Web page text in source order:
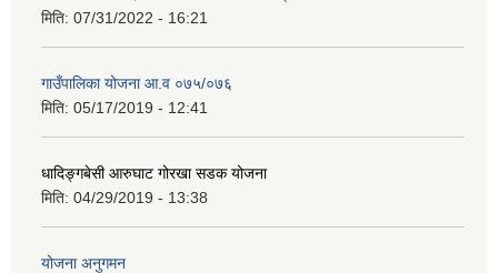
मिति: 07/31/2022 - 16:21
गाउँपालिका योजना आ.व ०७५/०७६
मिति: 05/17/2019 - 12:41
धादिङ्गबेसी आरुघाट गोरखा सडक योजना
मिति: 04/29/2019 - 13:38
योजना अनुगमन